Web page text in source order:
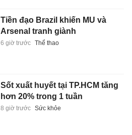
Tiền đạo Brazil khiến MU và
Arsenal tranh giành
6 giờ trước Thể thao
Sốt xuất huyết tại TP.HCM tăng
hơn 20% trong 1 tuần
8 giờ trước Sức khỏe